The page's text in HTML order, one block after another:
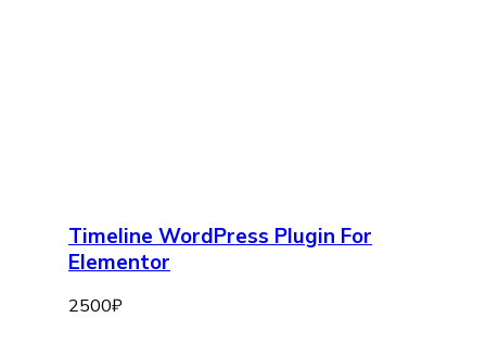
Timeline WordPress Plugin For
Elementor
2500₽